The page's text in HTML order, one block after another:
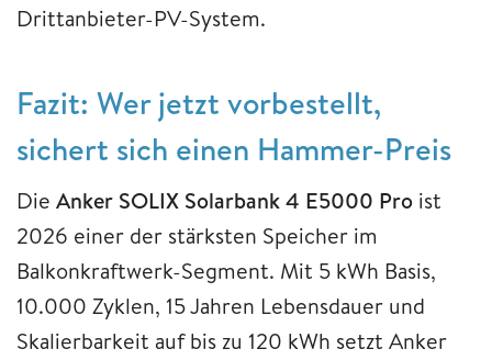
Drittanbieter-PV-System.
Fazit: Wer jetzt vorbestellt,
sichert sich einen Hammer-Preis
Die Anker SOLIX Solarbank 4 E5000 Pro ist
2026 einer der stärksten Speicher im
Balkonkraftwerk-Segment. Mit 5 kWh Basis,
10.000 Zyklen, 15 Jahren Lebensdauer und
Skalierbarkeit auf bis zu 120 kWh setzt Anker